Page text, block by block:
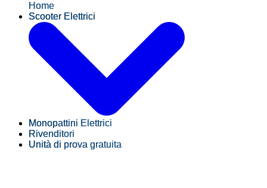
Home
Scooter Elettrici
Monopattini Elettrici
Rivenditori
Unità di prova gratuita